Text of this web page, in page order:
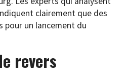
clairement que des
pour un lancement du
revers